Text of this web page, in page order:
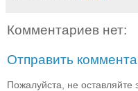
Комментариев нет:
Отправить
Пожалуйста, не оставляйте